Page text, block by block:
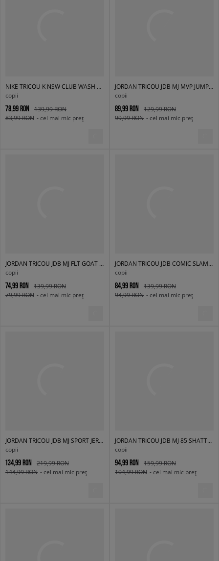
NIKE TRICOU K NSW CLUB WASH TEE GIRL
copii
78,99 RON
139,99 RON
83,99 RON - cel mai mic preț
JORDAN TRICOU JDB MJ MVP JUMPMAN SS TEE BOY
copii
89,99 RON
129,99 RON
99,99 RON - cel mai mic preț
JORDAN TRICOU JDB MJ FLT GOAT SS CREW BOY
copii
74,99 RON
139,99 RON
79,99 RON - cel mai mic preț
JORDAN TRICOU JDB COMIC SLAM BOY
copii
84,99 RON
139,99 RON
94,99 RON - cel mai mic preț
JORDAN TRICOU JDB MJ SPORT JERSEY BOY
copii
134,99 RON
219,99 RON
144,99 RON - cel mai mic preț
JORDAN TRICOU JDB MJ 85 SHATTER SS TEE BOY
copii
94,99 RON
159,99 RON
104,99 RON - cel mai mic preț